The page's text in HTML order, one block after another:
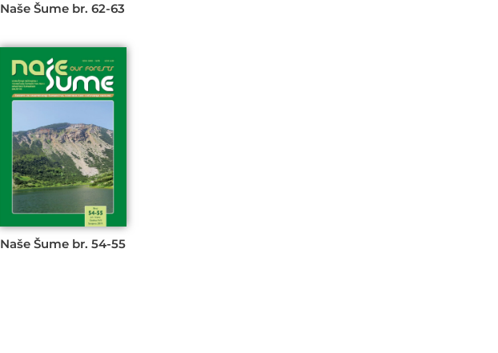
Naše Šume br. 62-63
Naše Šume br. 54-55